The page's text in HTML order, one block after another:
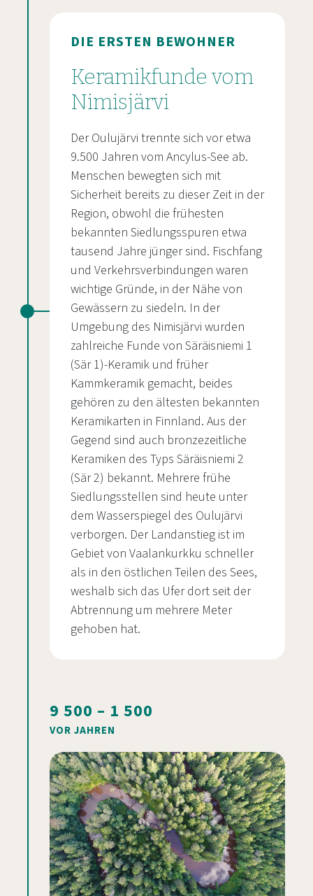
DIE ERSTEN BEWOHNER
Keramikfunde vom
Nimisjärvi
Der Oulujärvi trennte sich vor etwa
9.500 Jahren vom Ancylus-See ab.
Menschen bewegten sich mit
Sicherheit bereits zu dieser Zeit in der
Region, obwohl die frühesten
bekannten Siedlungsspuren etwa
tausend Jahre jünger sind. Fischfang
und Verkehrsverbindungen waren
wichtige Gründe, in der Nähe von
Gewässern zu siedeln. In der
Umgebung des Nimisjärvi wurden
zahlreiche Funde von Säräisniemi 1
(Sär 1)-Keramik und früher
Kammkeramik gemacht, beides
gehören zu den ältesten bekannten
Keramikarten in Finnland. Aus der
Gegend sind auch bronzezeitliche
Keramiken des Typs Säräisniemi 2
(Sär 2) bekannt. Mehrere frühe
Siedlungsstellen sind heute unter
dem Wasserspiegel des Oulujärvi
verborgen. Der Landanstieg ist im
Gebiet von Vaalankurkku schneller
als in den östlichen Teilen des Sees,
weshalb sich das Ufer dort seit der
Abtrennung um mehrere Meter
gehoben hat.
9 500 – 1 500
VOR JAHREN